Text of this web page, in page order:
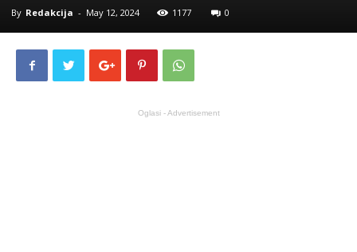
By Redakcija - May 12, 2024 1177 0
Oglasi - Advertisement